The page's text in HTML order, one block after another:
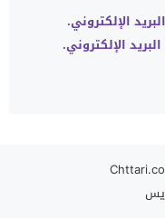
الإلكتروني.
الإلكتروني.